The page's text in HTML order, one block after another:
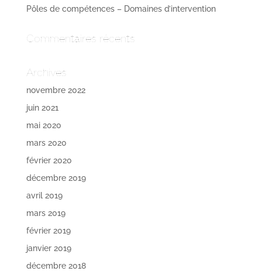
Pôles de compétences – Domaines d’intervention
Commentaires récents
Archives
novembre 2022
juin 2021
mai 2020
mars 2020
février 2020
décembre 2019
avril 2019
mars 2019
février 2019
janvier 2019
décembre 2018